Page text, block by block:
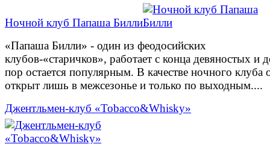
Ночной клуб Папаша Билли
«Папаша Билли» - один из феодосийских
клубов-«старичков», работает с конца девяностых и
пор остается популярным. В качестве ночного клуба
открыт лишь в межсезонье и только по выходным....
Джентльмен-клуб «Tobacco&Whisky»